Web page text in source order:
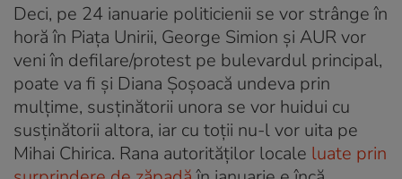
Deci, pe 24 ianuarie politicienii se vor strânge în
horă în Piața Unirii, George Simion și AUR vor
veni în defilare/protest pe bulevardul principal,
poate va fi și Diana Șoșoacă undeva prin
mulțime, susținătorii unora se vor huidui cu
susținătorii altora, iar cu toții nu-l vor uita pe
Mihai Chirica. Rana autorităților locale luate prin